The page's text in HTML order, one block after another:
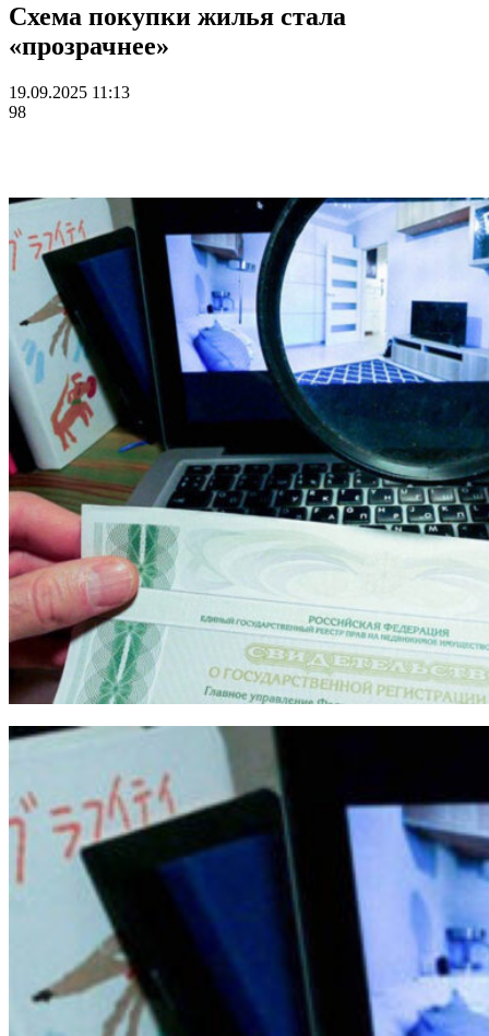
Схема покупки жилья стала
«прозрачнее»
19.09.2025 11:13
98